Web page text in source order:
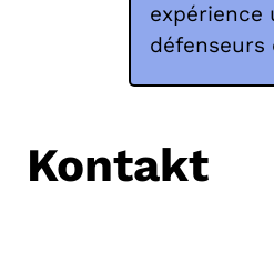
expérience
défenseurs
Kontakt